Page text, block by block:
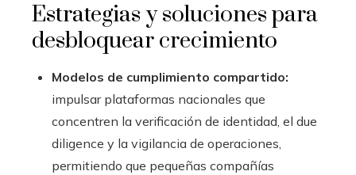
Estrategias y soluciones para
desbloquear crecimiento
Modelos de cumplimiento compartido:
impulsar plataformas nacionales que
concentren la verificación de identidad, el due
diligence y la vigilancia de operaciones,
permitiendo que pequeñas compañías